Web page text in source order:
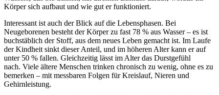
Körper sich aufbaut und wie gut er funktioniert.
Interessant ist auch der Blick auf die Lebensphasen. Bei
Neugeborenen besteht der Körper zu fast 78 % aus Wasser – es ist
buchstäblich der Stoff, aus dem neues Leben gemacht ist. Im Laufe
der Kindheit sinkt dieser Anteil, und im höheren Alter kann er auf
unter 50 % fallen. Gleichzeitig lässt im Alter das Durstgefühl
nach. Viele ältere Menschen trinken chronisch zu wenig, ohne es zu
bemerken – mit messbaren Folgen für Kreislauf, Nieren und
Gehirnleistung.